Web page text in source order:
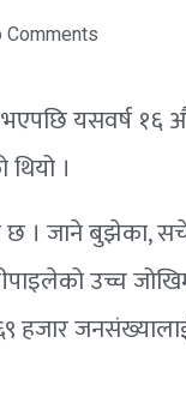
Comments
भएपछि यसवर्ष
।
छ । जाने बुझेका,
उच्च